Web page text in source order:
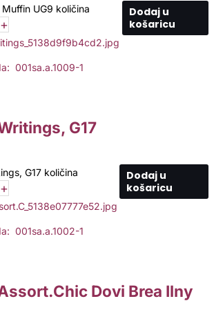
UG9 količina
+
Dodaj u
košaricu
001sa.a.1009-1
G17
G17 količina
+
Dodaj u
košaricu
001sa.a.1002-1
Dovi Brea Ilny